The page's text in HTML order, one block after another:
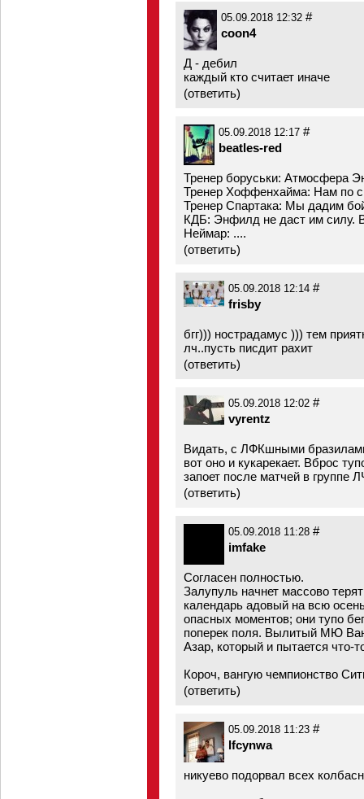
05.09.2018 12:32 #
coon4
Д - дебил
каждый кто считает иначе
(ответить)
05.09.2018 12:17 #
beatles-red
Тренер боруськи: Атмосфера
Тренер Хоффенхайма: Нам по
Тренер Спартака: Мы дадим
КДБ: Энфилд не даст им силу.
Неймар: ....
(ответить)
05.09.2018 12:14 #
frisby
бгг))) нострадамус ))) тем
лч..пусть писдит рахит
(ответить)
05.09.2018 12:02 #
vyrentz
Видать, с ЛФКшными
вот оно и кукарекает. Вброс
запоет после матчей в группе
(ответить)
05.09.2018 11:28 #
imfake
Согласен полностью.
Залупуль начнет массово
календарь адовый на всю
опасных моментов; они тупо
поперек поля. Вылитый МЮ
Азар, который и пытается что-
Короч, вангую чемпионство
(ответить)
05.09.2018 11:23 #
lfcynwa
никуево подорвал всех